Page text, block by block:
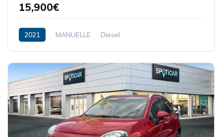
15,900€
2021 MANUELLE Diesel